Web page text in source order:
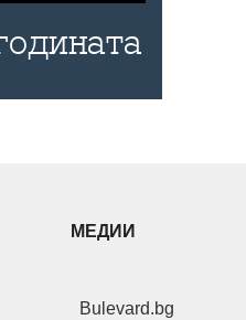
МЕДИИ
Bulevard.bg